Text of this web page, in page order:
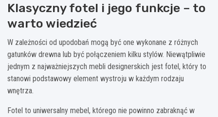
Klasyczny fotel i jego funkcje – to
warto wiedzieć
W zależności od upodobań mogą być one wykonane z różnych
gatunków drewna lub być połączeniem kilku stylów. Niewątpliwie
jednym z najważniejszych mebli designerskich jest fotel, który to
stanowi podstawowy element wystroju w każdym rodzaju
wnętrza.
Fotel to uniwersalny mebel, którego nie powinno zabraknąć w